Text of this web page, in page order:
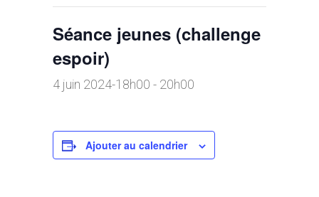
Séance jeunes (challenge
espoir)
4 juin 2024-18h00 - 20h00
Ajouter au calendrier